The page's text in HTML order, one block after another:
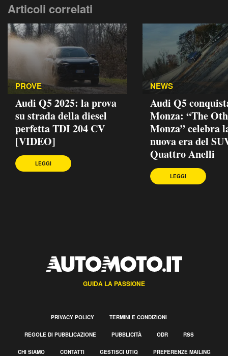
Articoli correlati
PROVE
Audi Q5 2025: la prova
su strada della diesel
perfetta TDI 204 CV
[VIDEO]
LEGGI
NEWS
Audi Q5
Monza: “The
Monza” celebra
nuova era del
Quattro Anelli
LEGGI
GUIDA LA PASSIONE
PRIVACY POLICY TERMINI E CONDIZIONI
REGOLE DI PUBBLICAZIONE PUBBLICITÀ ODR RSS
CHI SIAMO CONTATTI GESTISCI UTIQ PREFERENZE MAILING